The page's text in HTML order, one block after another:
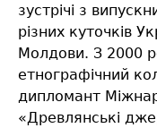
зустрічі з
різних куточків
Молдови. З 2000
етнографічний
дипломант
«Древлянські